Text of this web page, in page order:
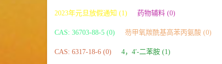
2023年元旦放假通知 (1) 药物辅料 (0)
CAS: 36703-88-5 (0) 芴甲氧羰酰基高苯丙氨酸 (0)
CAS: 6317-18-6 (0) 4，4′-二苯胺 (1)